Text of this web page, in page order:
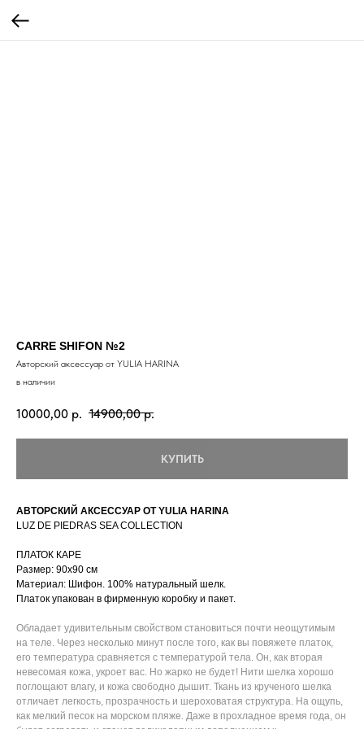
CARRE SHIFON №2
Авторский аксессуар от YULIA HARINA
в наличии
10000,00 р. 14900,00 р.
КУПИТЬ
АВТОРСКИЙ АКСЕССУАР ОТ YULIA HARINA
LUZ DE PIEDRAS SEA COLLECTION
ПЛАТОК КАРЕ
Размер: 90х90 см
Материал: Шифон. 100% натуральный шелк.
Платок упакован в фирменную коробку и пакет.
Обладает удивительным свойством становиться почти неощутимым
на теле. Через несколько минут после того, как вы повяжете платок,
его температура сравняется с температурой тела. Он, как вторая
невесомая кожа, укроет вас. Но жарко не будет! Нити шелка хорошо
поглощают влагу, и кожа свободно дышит. Ткань из крученого шелка
отличает легкость, прозрачность и шероховатая структура. На ощупь,
как мелкий песок на морском пляже. Даже в прохладное время года, он